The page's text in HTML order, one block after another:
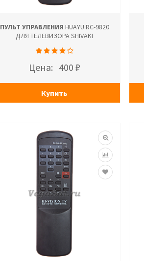
ПУЛЬТ УПРАВЛЕНИЯ HUAYU RC-9820
ДЛЯ ТЕЛЕВИЗОРА SHIVAKI
Цена: 400 ₽
Купить